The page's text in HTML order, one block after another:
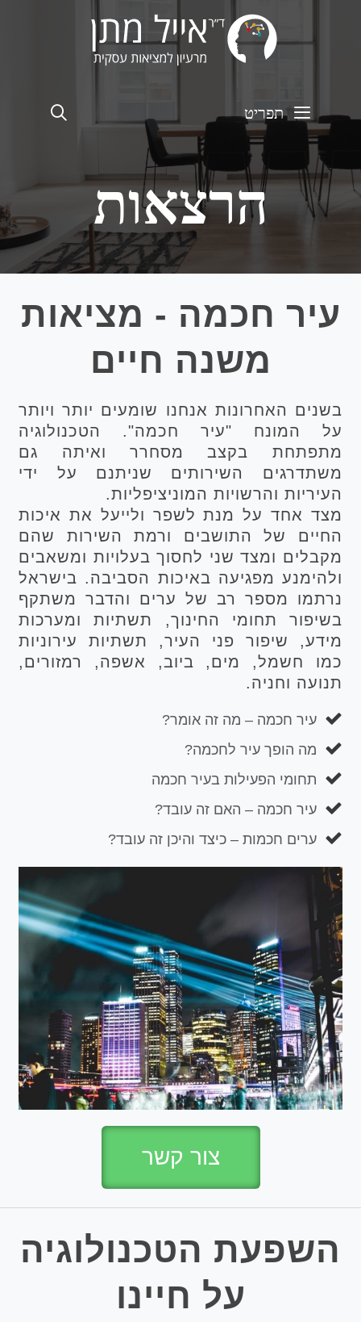
חיפוש תפריט
הרצאות
עיר חכמה - מציאות
משנה חיים
בשנים האחרונות אנחנו שומעים יותר ויותר
על המונח "עיר חכמה". הטכנולוגיה
מתפתחת בקצב מסחרר ואיתה גם
משתדרגים השירותים שניתנם על ידי
העיריות והרשויות המוניציפליות.
מצד אחד על מנת לשפר ולייעל את איכות
החיים של התושבים ורמת השירות שהם
מקבלים ומצד שני לחסוך בעלויות ומשאבים
ולהימנע מפגיעה באיכות הסביבה. בישראל
נרתמו מספר רב של ערים והדבר משתקף
בשיפור תחומי החינוך, תשתיות ומערכות
מידע, שיפור פני העיר, תשתיות עירוניות
כמו חשמל, מים, ביוב, אשפה, רמזורים,
תנועה וחניה.
עיר חכמה – מה זה אומר?
מה הופך עיר לחכמה?
תחומי הפעילות בעיר חכמה
עיר חכמה – האם זה עובד?
ערים חכמות – כיצד והיכן זה עובד?
צור קשר
השפעת הטכנולוגיה
על חיינו